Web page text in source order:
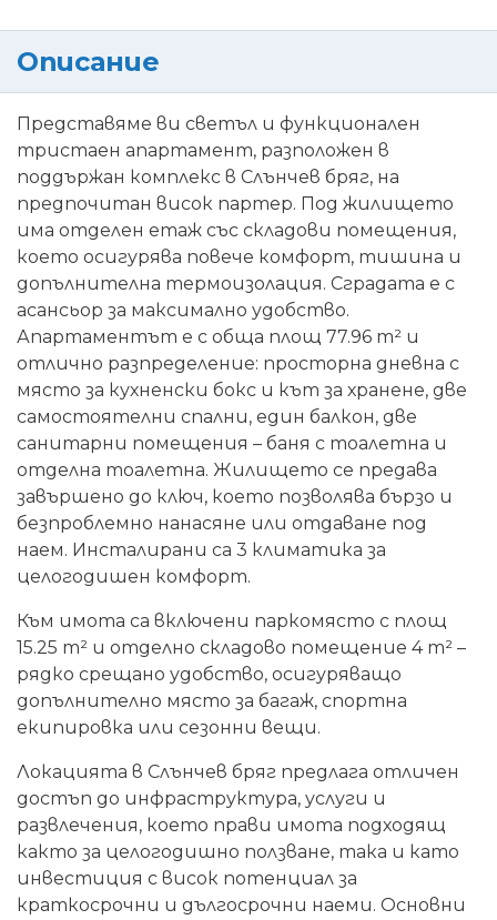
Описание
Представяме ви светъл и функционален
тристаен апартамент, разположен в
поддържан комплекс в Слънчев бряг, на
предпочитан висок партер. Под жилището
има отделен етаж със складови помещения,
което осигурява повече комфорт, тишина и
допълнителна термоизолация. Сградата е с
асансьор за максимално удобство.
Апартаментът е с обща площ 77.96 m² и
отлично разпределение: просторна дневна с
място за кухненски бокс и кът за хранене, две
самостоятелни спални, един балкон, две
санитарни помещения – баня с тоалетна и
отделна тоалетна. Жилището се предава
завършено до ключ, което позволява бързо и
безпроблемно нанасяне или отдаване под
наем. Инсталирани са 3 климатика за
целогодишен комфорт.
Към имота са включени паркомясто с площ
15.25 m² и отделно складово помещение 4 m² –
рядко срещано удобство, осигуряващо
допълнително място за багаж, спортна
екипировка или сезонни вещи.
Локацията в Слънчев бряг предлага отличен
достъп до инфраструктура, услуги и
развлечения, което прави имота подходящ
както за целогодишно ползване, така и като
инвестиция с висок потенциал за
краткосрочни и дългосрочни наеми. Основни